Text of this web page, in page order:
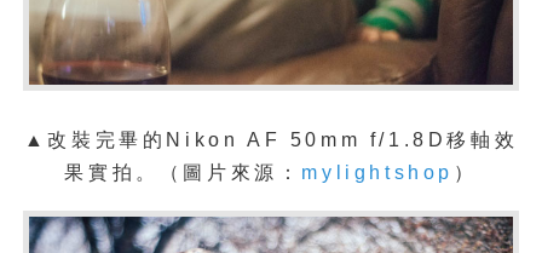
▲改裝完畢的Nikon AF 50mm f/1.8D移軸效
果 實拍。 （圖片來源： mylightshop ）